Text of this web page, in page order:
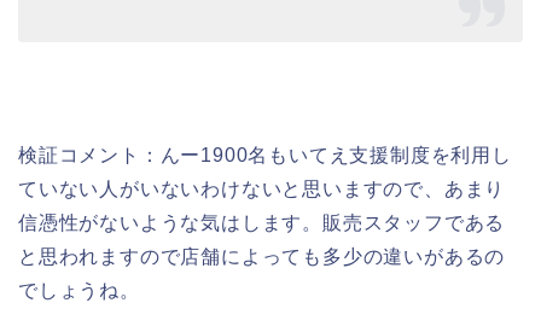
検証コメント：んー1900名もいてえ支援制度を利用し
ていない人がいないわけないと思いますので、あまり
信憑性がないような気はします。販売スタッフである
と思われますので店舗によっても多少の違いがあるの
でしょうね。